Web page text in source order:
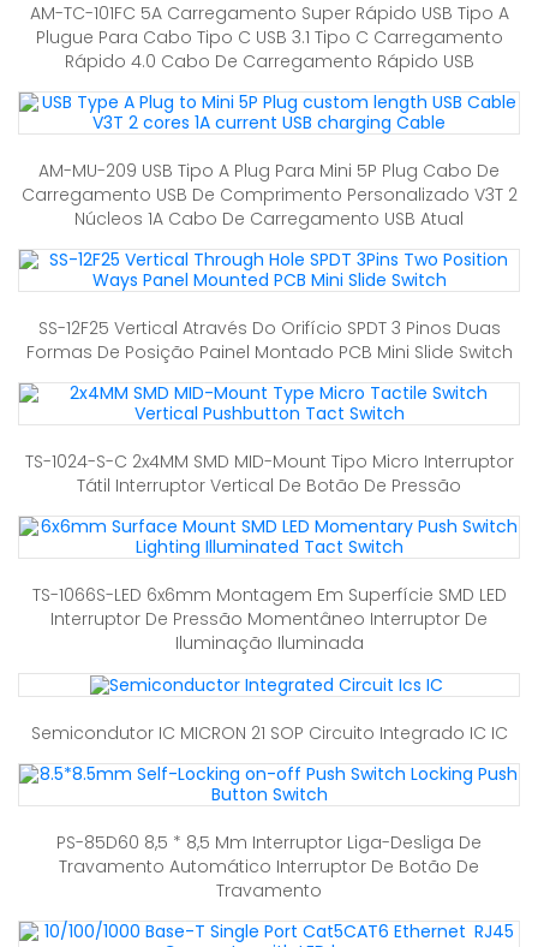
AM-TC-101FC 5A Carregamento Super Rápido USB Tipo A
Plugue Para Cabo Tipo C USB 3.1 Tipo C Carregamento
Rápido 4.0 Cabo De Carregamento Rápido USB
AM-MU-209 USB Tipo A Plug Para Mini 5P Plug Cabo De
Carregamento USB De Comprimento Personalizado V3T 2
Núcleos 1A Cabo De Carregamento USB Atual
SS-12F25 Vertical Através Do Orifício SPDT 3 Pinos Duas
Formas De Posição Painel Montado PCB Mini Slide Switch
TS-1024-S-C 2x4MM SMD MID-Mount Tipo Micro Interruptor
Tátil Interruptor Vertical De Botão De Pressão
TS-1066S-LED 6x6mm Montagem Em Superfície SMD LED
Interruptor De Pressão Momentâneo Interruptor De
Iluminação Iluminada
Semicondutor IC MICRON 21 SOP Circuito Integrado IC IC
PS-85D60 8,5 * 8,5 Mm Interruptor Liga-Desliga De
Travamento Automático Interruptor De Botão De
Travamento